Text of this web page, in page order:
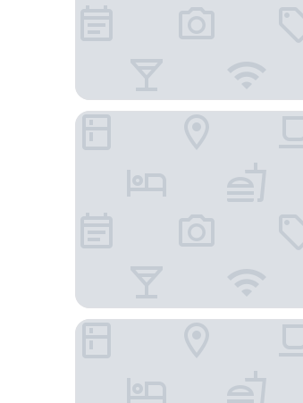
The Langham, Jakarta
Shangri-La Jakarta